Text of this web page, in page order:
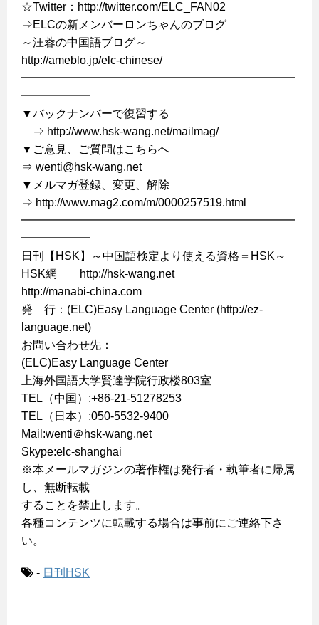
☆Twitter：http://twitter.com/ELC_FAN02
⇒ELCの新メンバーロンちゃんのブログ
～汪蓉の中国語ブログ～
http://ameblo.jp/elc-chinese/
━━━━━━━━━━━━━━━━━━━━━━━━
━━━━━━
▼バックナンバーで復習する
⇒ http://www.hsk-wang.net/mailmag/
▼ご意見、ご質問はこちらへ
⇒ wenti@hsk-wang.net
▼メルマガ登録、変更、解除
⇒ http://www.mag2.com/m/0000257519.html
━━━━━━━━━━━━━━━━━━━━━━━━
━━━━━━
日刊【HSK】～中国語検定より使える資格＝HSK～
HSK網 http://hsk-wang.net
http://manabi-china.com
発 行：(ELC)Easy Language Center (http://ez-
language.net)
お問い合わせ先：
(ELC)Easy Language Center
上海外国語大学賢達学院行政楼803室
TEL（中国）:+86-21-51278253
TEL（日本）:050-5532-9400
Mail:wenti＠hsk-wang.net
Skype:elc-shanghai
※本メールマガジンの著作権は発行者・執筆者に帰属
し、無断転載
することを禁止します。
各種コンテンツに転載する場合は事前にご連絡下さ
い。
- 日刊HSK